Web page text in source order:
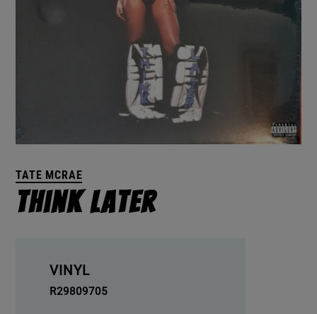
TATE MCRAE
Think Later
VINYL
R29809705